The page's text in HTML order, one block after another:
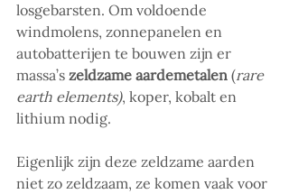
losgebarsten. Om voldoende
windmolens, zonnepanelen en
autobatterijen te bouwen zijn er
massa’s zeldzame aardemetalen (rare
earth elements), koper, kobalt en
lithium nodig.
Eigenlijk zijn deze zeldzame aarden
niet zo zeldzaam, ze komen vaak voor